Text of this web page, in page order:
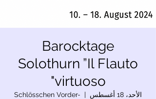
Barocktage
Solothurn ”Il Flauto
virtuoso"
الأحد، 18 أغسطس
  |
Schlösschen Vorder-